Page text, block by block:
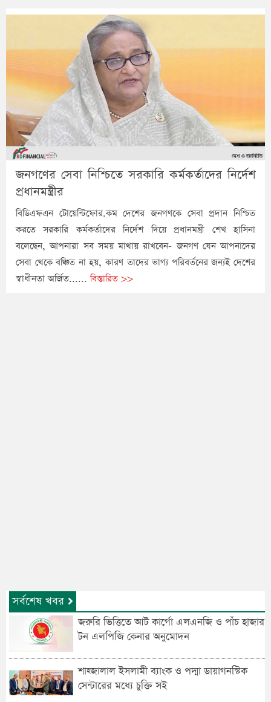
জনগণের সেবা নিশ্চিতে সরকারি কর্মকর্তাদের নির্দেশ
প্রধানমন্ত্রীর
বিডিএফএন টোয়েন্টিফোর.কম দেশের জনগণকে সেবা প্রদান নিশ্চিত
করতে সরকারি কর্মকর্তাদের নির্দেশ দিয়ে প্রধানমন্ত্রী শেখ হাসিনা
বলেছেন, আপনারা সব সময় মাথায় রাখবেন- জনগণ যেন আপনাদের
সেবা থেকে বঞ্চিত না হয়, কারণ তাদের ভাগ্য পরিবর্তনের জন্যই দেশের
স্বাধীনতা অর্জিত......বিস্তারিত >>
সর্বশেষ খবর
জরুরি ভিত্তিতে আট কার্গো এলএনজি ও পাঁচ হাজার
টন এলপিজি কেনার অনুমোদন
শাহ্জালাল ইসলামী ব্যাংক ও পদ্মা ডায়াগনস্টিক
সেন্টারের মধ্যে চুক্তি সই